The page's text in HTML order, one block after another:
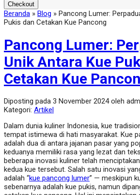
Checkout
Beranda » Blog » Pancong Lumer:
Pukis dan Cetakan Kue Pancong
Pancong Lumer:
Unik Antara Kue
Cetakan Kue
Diposting pada 3 November 2024 oleh
Kategori: Artikel
Dalam dunia kuliner Indonesia, kue
tempat istimewa di hati masyarakat. Kue
adalah dua di antara jajanan pasar yang
keduanya memiliki rasa yang lezat dan
beberapa inovasi kuliner telah
kedua kue tersebut. Salah satu inovasi
adalah “kue pancong lumer” — meskipun
sebenarnya adalah kue pukis, namun